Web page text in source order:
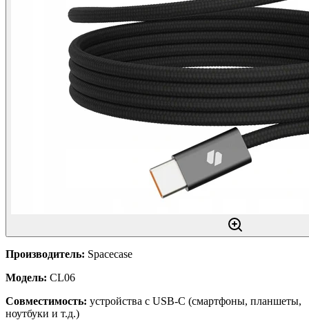
Производитель: Spacecase
Модель: CL06
Совместимость: устройства с USB-C (смартфоны, планшеты,
ноутбуки и т.д.)